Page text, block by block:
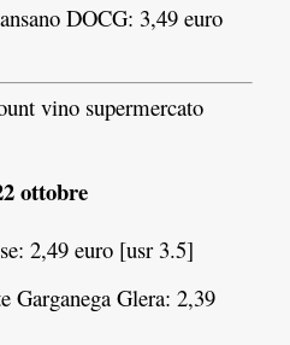
DOCG: 3,49 euro
ottobre
2,49 euro [usr 3.5]
Garganega Glera: 2,39